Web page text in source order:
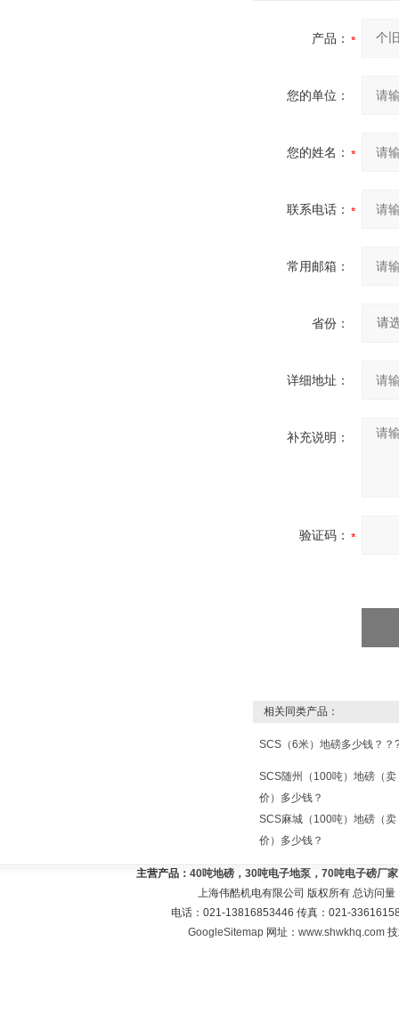
产品：
您的单位：
您的姓名：
联系电话：
常用邮箱：
省份：
详细地址：
补充说明：
验证码：
相关同类产品：
SCS（6米）地磅多少钱？？
SCS随州（100吨）地磅（卖
价）多少钱？
SCS麻城（100吨）地磅（卖
价）多少钱？
主营产品： 40吨地磅，30吨电子地泵，70吨电子磅厂
上海伟酷机电有限公司 版权所有 总访问量
电话：021-13816853446 传真：021-
GoogleSitemap 网址：www.shwkhq.com